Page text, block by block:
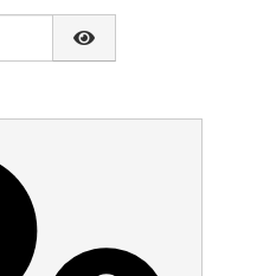
Show Password